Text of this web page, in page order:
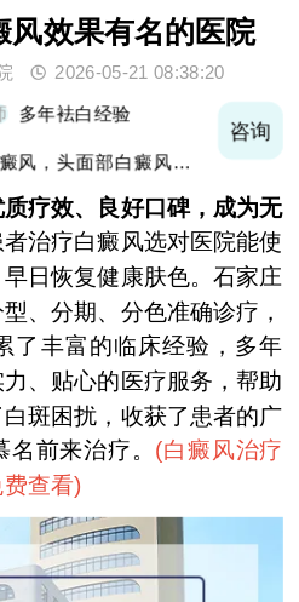
风效果有名的医院
2026-05-21 08:38:20
多年袪白经验
风，头面部白癜风，青
咨询
效、良好口碑，成为无
者治疗白癜风选对医院能使
日恢复健康肤色。石家庄
、分期、分色准确诊疗，
了丰富的临床经验，多年
、贴心的医疗服务，帮助
斑困扰，收获了患者的广
前来治疗。 (白癜风治疗
查看)